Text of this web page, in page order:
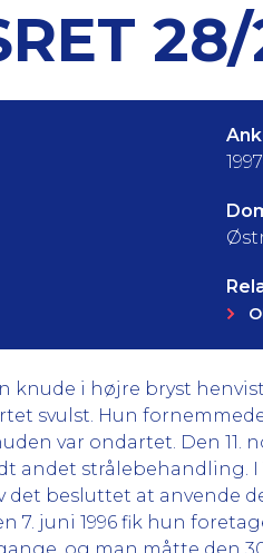
knude i højre bryst
svulst. Hun
var ondartet. Den
strålebehandling. I
besluttet at anvende
7. juni 1996 fik hun